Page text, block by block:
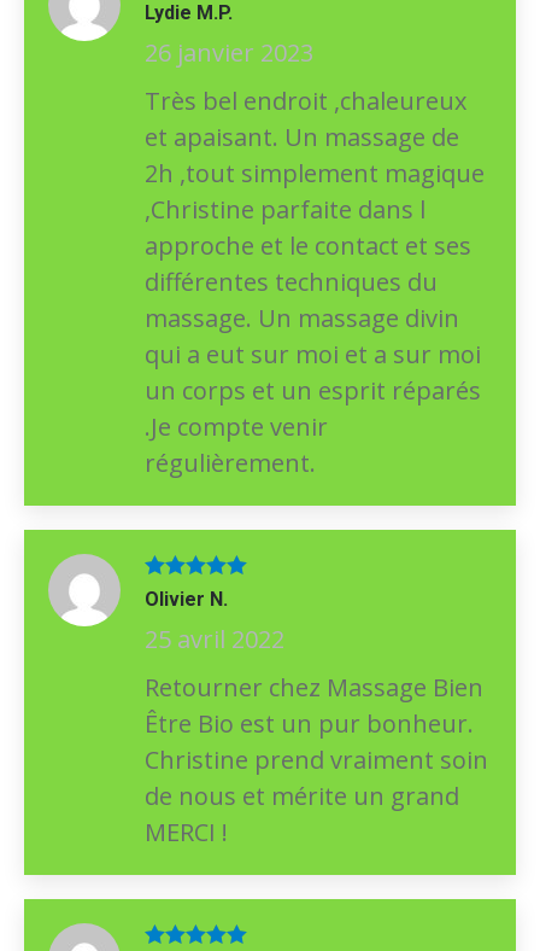
Note5 sur
Lydie M.P.
26 janvier 2023
Très bel endroit ,chaleureux
et apaisant. Un massage de
2h ,tout simplement magique
,Christine parfaite dans l
approche et le contact et ses
différentes techniques du
massage. Un massage divin
qui a eut sur moi et a sur moi
un corps et un esprit réparés
.Je compte venir
régulièrement.
Note5sur
Olivier N.
25 avril 2022
Retourner chez Massage Bien
Être Bio est un pur bonheur.
Christine prend vraiment soin
de nous et mérite un grand
MERCI !